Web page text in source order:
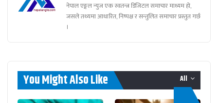
नेपाल एङ्गल न्युज एक स्वतन्त्र डिजिटल समाचार माध्यम हो,
जसले तथ्यमा आधारित, निष्पक्ष र सन्तुलित समाचार प्रस्तुत गर्छ
।
All
You Might Also Like